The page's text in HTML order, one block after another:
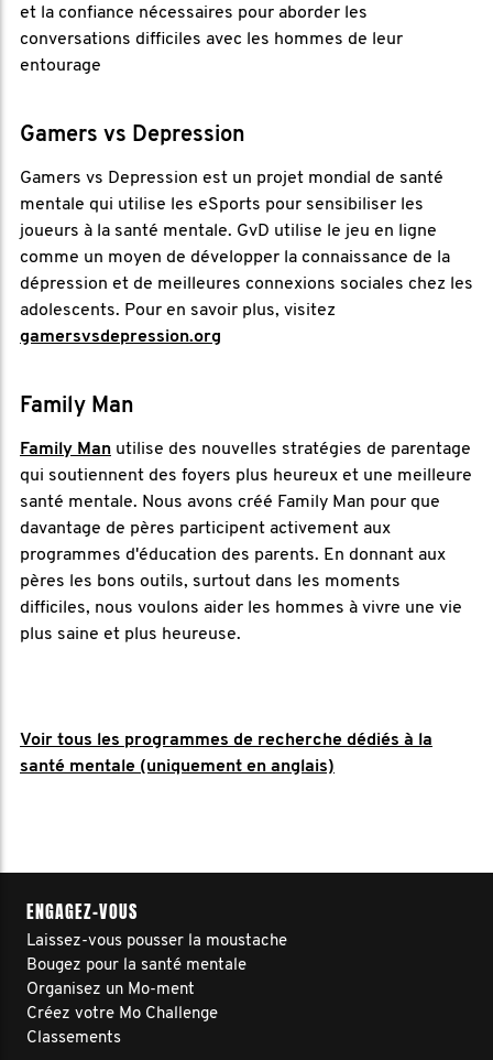
et la confiance nécessaires pour aborder les
conversations difficiles avec les hommes de leur
entourage
Gamers vs Depression
Gamers vs Depression est un projet mondial de santé
mentale qui utilise les eSports pour sensibiliser les
joueurs à la santé mentale. GvD utilise le jeu en ligne
comme un moyen de développer la connaissance de la
dépression et de meilleures connexions sociales chez les
adolescents. Pour en savoir plus, visitez
gamersvsdepression.org
Family Man
Family Man utilise des nouvelles stratégies de parentage
qui soutiennent des foyers plus heureux et une meilleure
santé mentale. Nous avons créé Family Man pour que
davantage de pères participent activement aux
programmes d'éducation des parents. En donnant aux
pères les bons outils, surtout dans les moments
difficiles, nous voulons aider les hommes à vivre une vie
plus saine et plus heureuse.
Voir tous les programmes de recherche dédiés à la
santé mentale (uniquement en anglais)
ENGAGEZ-VOUS
Laissez-vous pousser la moustache
Bougez pour la santé mentale
Organisez un Mo-ment
Créez votre Mo Challenge
Classements